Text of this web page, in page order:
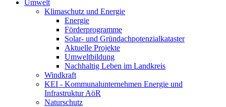
Umwelt
Klimaschutz und Energie
Energie
Förderprogramme
Solar- und Gründachpotenzialkataster
Aktuelle Projekte
Umweltbildung
Nachhaltig Leben im Landkreis
Windkraft
KEI - Kommunalunternehmen Energie und
Infrastruktur AöR
Naturschutz